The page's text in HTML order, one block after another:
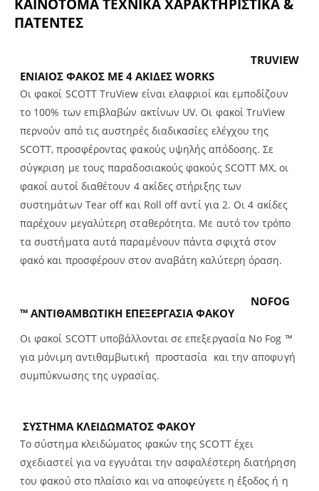
ΚΑΙΝΟΤΟΜΑ ΤΕΧΝΙΚΑ ΧΑΡΑΚΤΗΡΙΣΤΙΚΑ &
ΠΑΤΕΝΤΕΣ
TRUVIEW
ΕΝΙΑΙΟΣ ΦΑΚΟΣ ΜΕ 4 ΑΚΙΔΕΣ WORKS
Οι φακοί SCOTT TruView είναι ελαφριοί και εμποδίζουν
το 100% των επιβλαβών ακτίνων UV. Οι φακοί TruView
περνούν από τις αυστηρές διαδικασίες ελέγχου της
SCOTT, προσφέροντας φακούς υψηλής απόδοσης. Σε
σύγκριση με τους παραδοσιακούς φακούς SCOTT MX, οι
φακοί αυτοί διαθέτουν 4 ακίδες στήριξης των
συστημάτων Tear off και Roll off αντί για 2. Οι 4 ακίδες
παρέχουν μεγαλύτερη σταθερότητα. Με αυτό τον τρόπο
τα συστήματα αυτά παραμένουν πάντα σφιχτά στον
φακό και προσφέρουν στον αναβάτη καλύτερη όραση.
NOFOG
™ ΑΝΤΙΘΑΜΒΩΤΙΚΗ ΕΠΕΞΕΡΓΑΣΙΑ ΦΑΚΟΥ
Οι φακοί SCOTT υποβάλλονται σε επεξεργασία No Fog ™
για μόνιμη αντιθαμβωτική προστασία και την αποφυγή
συμπύκνωσης της υγρασίας.
ΣΥΣΤΗΜΑ ΚΛΕΙΔΩΜΑΤΟΣ ΦΑΚΟΥ
Το σύστημα κλειδώματος φακών της SCOTT έχει
σχεδιαστεί για να εγγυάται την ασφαλέστερη διατήρηση
του φακού στο πλαίσιο και να αποφεύγετε η έξοδος ή η